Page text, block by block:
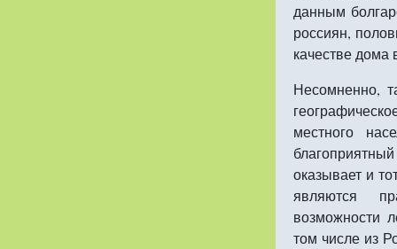
данным
россиян,
качестве дома
Несомненно,
местного
оказывает и
являются
возможности
том числе из